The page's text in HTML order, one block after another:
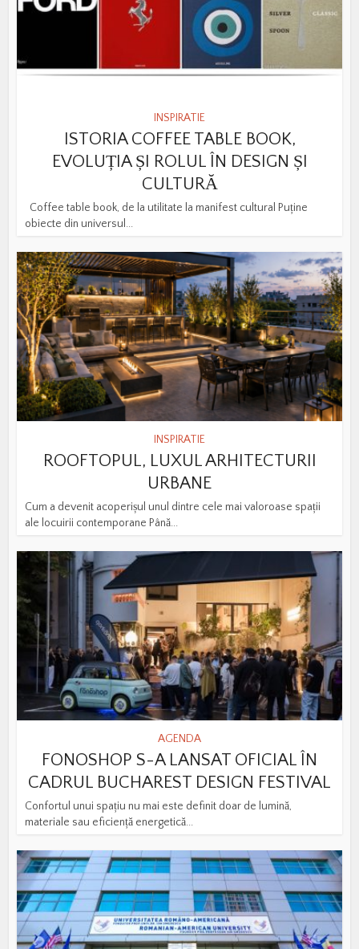
INSPIRATIE
ISTORIA COFFEE TABLE BOOK,
EVOLUȚIA ȘI ROLUL ÎN DESIGN ȘI
CULTURĂ
Coffee table book, de la utilitate la manifest cultural Puține
obiecte din universul...
INSPIRATIE
ROOFTOPUL, LUXUL ARHITECTURII
URBANE
Cum a devenit acoperișul unul dintre cele mai valoroase spații
ale locuirii contemporane Până...
AGENDA
FONOSHOP S-A LANSAT OFICIAL ÎN
CADRUL BUCHAREST DESIGN FESTIVAL
Confortul unui spațiu nu mai este definit doar de lumină,
materiale sau eficiență energetică...